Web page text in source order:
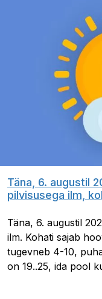
Täna, 6. augustil
pilvisusega ilm,
Täna, 6. augustil
ilm. Kohati sajab
tugevneb 4-10,
on 19..25, ida pool